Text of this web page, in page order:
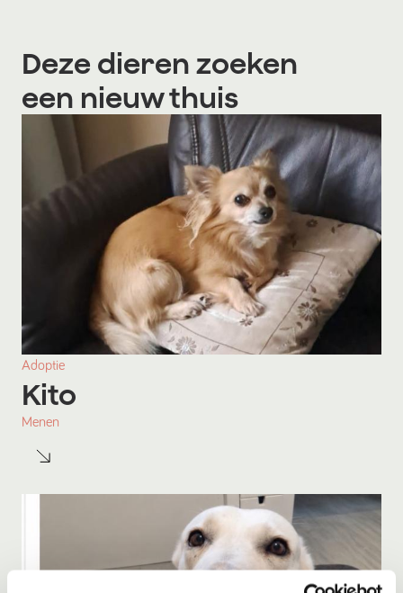
Deze dieren zoeken
een nieuw thuis
Adoptie
Kito
Menen